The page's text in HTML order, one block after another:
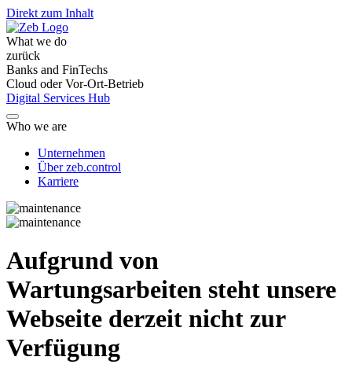
Direkt zum Inhalt
What we do
zurück
Banks and FinTechs
Cloud oder Vor-Ort-Betrieb
Digital Services Hub
Who we are
Unternehmen
Über zeb.control
Karriere
Aufgrund von
Wartungsarbeiten steht unsere
Webseite derzeit nicht zur
Verfügung